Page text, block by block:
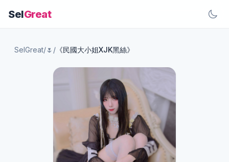
SelGreat
SelGreat/🌷 / 《民國大小姐XJK黑絲》